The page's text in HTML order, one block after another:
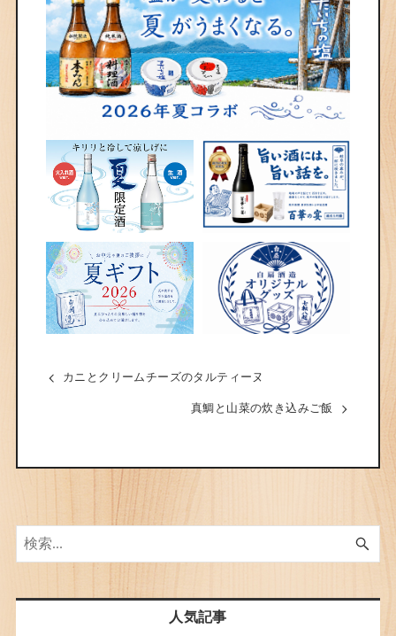
カニとクリームチーズのタルティーヌ
真鯛と山菜の炊き込みご飯
人気記事